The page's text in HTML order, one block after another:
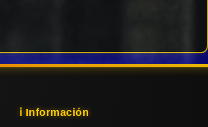
ℹ️ Información